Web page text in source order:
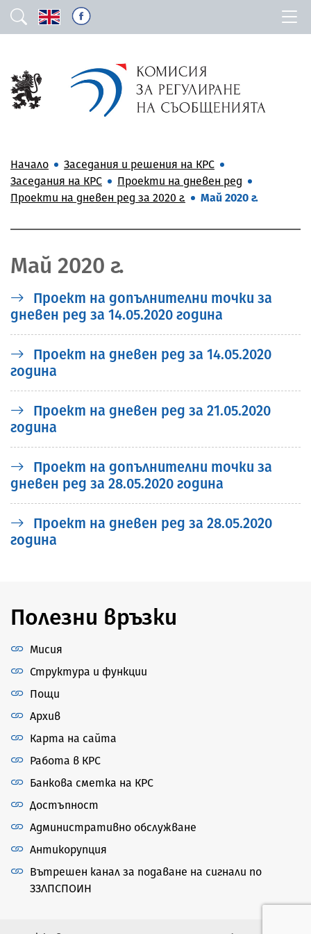
Начало
Заседания и решения на КРС
Заседания на КРС
Проекти на дневен ред
Проекти на дневен ред за 2020 г.
Май 2020 г.
Май 2020 г.
Проект на допълнителни точки за
дневен ред за 14.05.2020 година
Проект на дневен ред за 14.05.2020
година
Проект на дневен ред за 21.05.2020
година
Проект на допълнителни точки за
дневен ред за 28.05.2020 година
Проект на дневен ред за 28.05.2020
година
Полезни връзки
Мисия
Структура и функции
Пощи
Архив
Карта на сайта
Работа в КРС
Банкова сметка на КРС
Достъпност
Административно обслужване
Антикорупция
Вътрешен канал за подаване на сигнали по
ЗЗЛПСПОИН